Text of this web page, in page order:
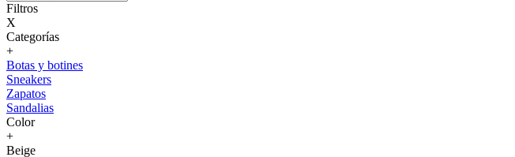
Filtros
X
Categorías
+
Botas y botines
Sneakers
Zapatos
Sandalias
Color
+
Beige